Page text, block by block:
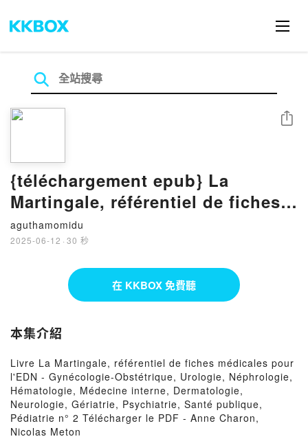
{téléchargement epub} La
Martingale, référentiel de fiches
médicales pour l'EDN -
Gynécologie-Obstétrique,
Urologie, Néphrologie,
Hématologie, Médecine interne,
Dermatologie, Neurologie,
Gériatrie, Psychiatrie, Santé
aguthamomidu
2025-06-12 · 30 秒
分享
在 KKBOX 免費聽
本集介紹
Livre La Martingale, référentiel de fiches médicales pour
l'EDN - Gynécologie-Obstétrique, Urologie, Néphrologie,
Hématologie, Médecine interne, Dermatologie,
Neurologie, Gériatrie, Psychiatrie, Santé publique,
Pédiatrie n° 2 Télécharger le PDF - Anne Charon,
Nicolas Meton